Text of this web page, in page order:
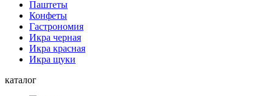
Паштеты
Конфеты
Гастрономия
Икра черная
Икра красная
Икра щуки
каталог